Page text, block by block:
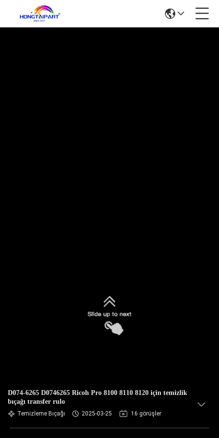
D074-6265 D0746265 Ricoh Pro 8100 8110 8120 için temizlik
bıçağı transfer rulo
Temizleme Bıçağı 2025-03-25 16 görüşler